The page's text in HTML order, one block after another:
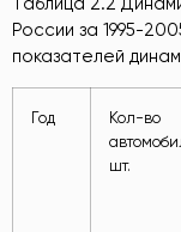
России за 1995-
показателей
Год
Кол-во
шт.